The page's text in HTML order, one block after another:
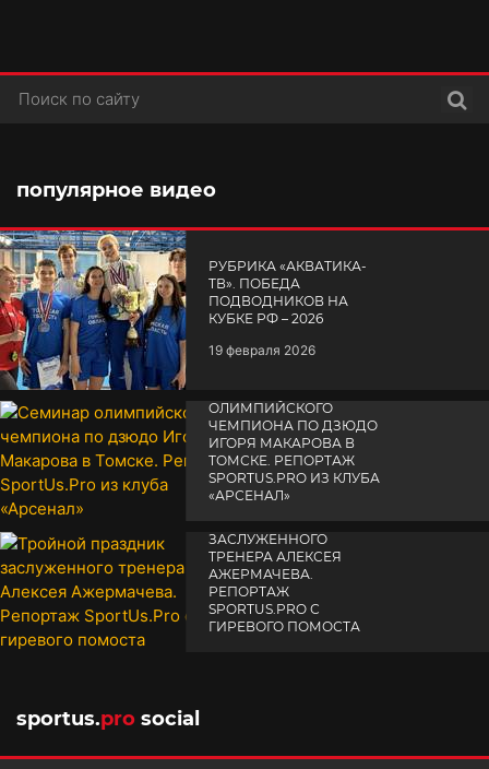
популярное видео
РУБРИКА «АКВАТИКА-
TВ». ПОБЕДА
ПОДВОДНИКОВ НА
КУБКЕ РФ – 2026
19 февраля 2026
ОЛИМПИЙСКОГО
ЧЕМПИОНА ПО ДЗЮДО
ИГОРЯ МАКАРОВА В
ТОМСКЕ. РЕПОРТАЖ
SPORTUS.PRO ИЗ КЛУБА
«АРСЕНАЛ»
ЗАСЛУЖЕННОГО
ТРЕНЕРА АЛЕКСЕЯ
АЖЕРМАЧЕВА.
РЕПОРТАЖ
SPORTUS.PRO С
ГИРЕВОГО ПОМОСТА
sportus.pro social